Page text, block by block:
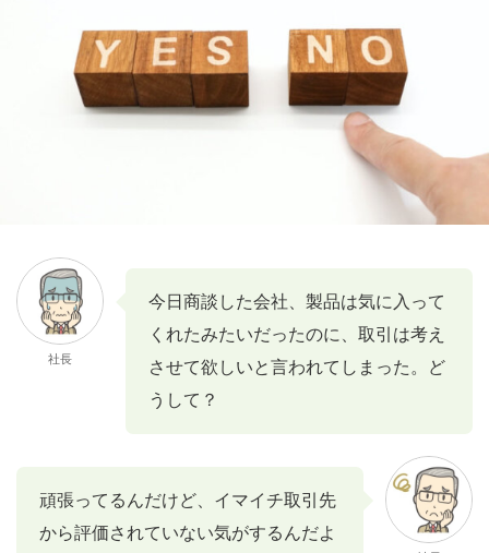
社長
今日商談した会社、製品は気に入って
くれたみたいだったのに、取引は考え
させて欲しいと言われてしまった。ど
うして？
頑張ってるんだけど、イマイチ取引先
から評価されていない気がするんだよ